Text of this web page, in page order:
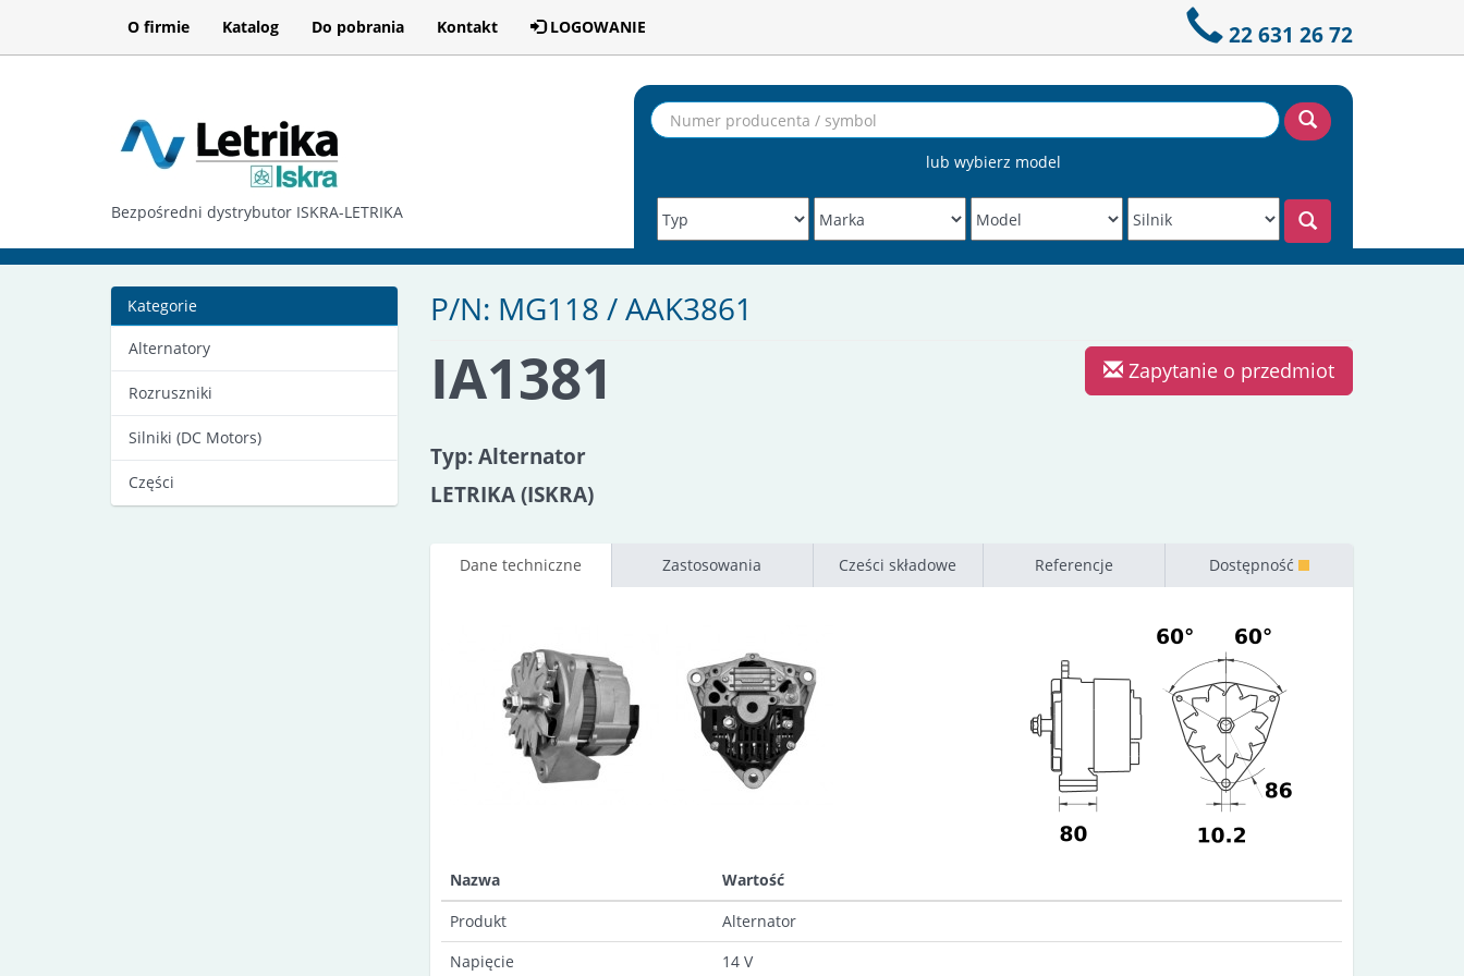
O firmie Katalog Do pobrania Kontakt LOGOWANIE 22 631 26 72
Bezpośredni dystrybutor ISKRA-LETRIKA
lub wybierz model
Kategorie
Alternatory
Rozruszniki
Silniki (DC Motors)
Części
P/N: MG118 / AAK3861
Zapytanie o przedmiot
IA1381
Typ: Alternator
LETRIKA (ISKRA)
Dane techniczne Zastosowania Cześci składowe Referencje Dostępność
Nazwa
Wartość
Produkt
Alternator
Napięcie
14 V